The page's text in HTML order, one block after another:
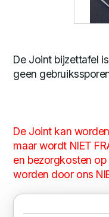
De Joint bijzettafel
geen
De Joint kan
maar wordt NIET
en bezorgkosten
worden door ons